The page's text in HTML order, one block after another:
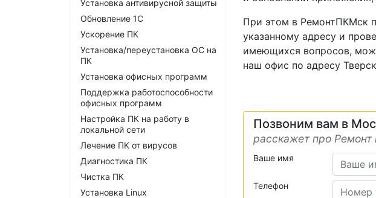
Установка антивирусной защиты
Обновление 1С
Ускорение ПК
Установка/переустановка ОС на
ПК
Установка офисных программ
Поддержка работоспособности
офисных программ
Настройка ПК на работу в
локальной сети
Лечение ПК от вирусов
Диагностика ПК
Чистка ПК
Установка Linux
При этом в РемонтПКМск
указанному адресу и
имеющихся вопросов,
наш офис по адресу
Позвоним вам в
расскажет про Ремонт
Ваше имя
Телефон